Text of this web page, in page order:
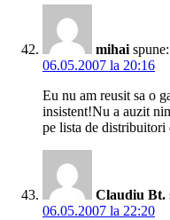
mihai spune:
06.05.2007 la 20:16
Eu nu am reusit sa o
insistent!Nu a auzit
pe lista de
Claudiu Bt.
06.05.2007 la 22:20